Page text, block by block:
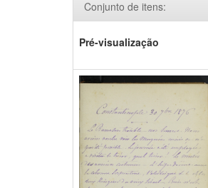
Conjunto de itens:
Pré-visualização